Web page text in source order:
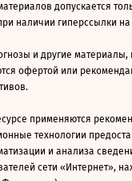
допускается
наличии гиперссылки
и другие
офертой или
применяются
технологии
и анализа
сети «Интернет»,